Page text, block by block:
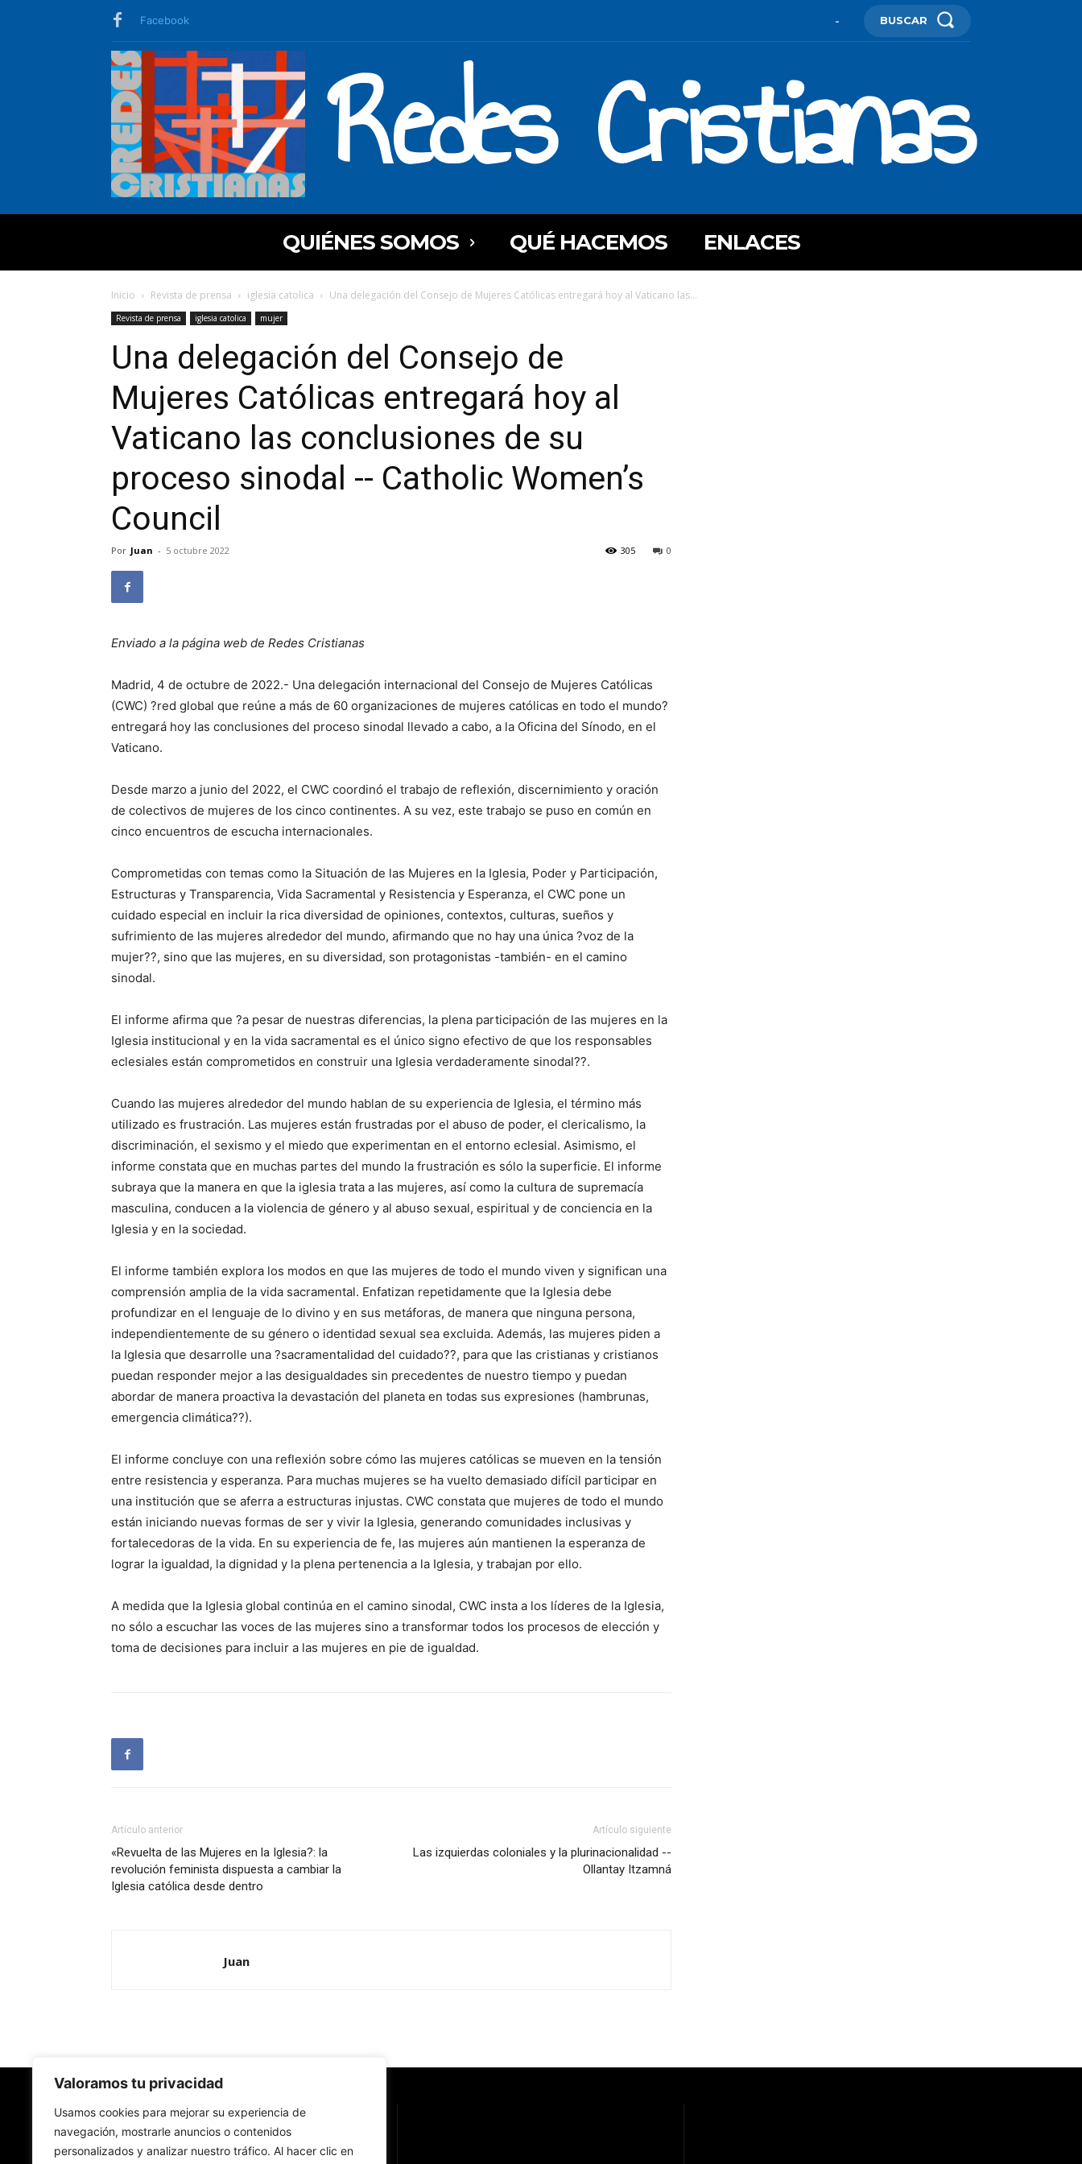
Valoramos tu privacidad
Usamos cookies para mejorar su experiencia de
navegación, mostrarle anuncios o contenidos
personalizados y analizar nuestro tráfico. Al hacer clic en
Facebook - BUSCAR
Redes Cristianas
QUIÉNES SOMOS QUÉ HACEMOS ENLACES
Inicio Revista de prensa iglesia catolica Una delegación del Consejo de Mujeres Católicas entregará hoy al Vaticano las...
Revista de prensa iglesia catolica mujer
Una delegación del Consejo de
Mujeres Católicas entregará hoy al
Vaticano las conclusiones de su
proceso sinodal -- Catholic Women’s
Council
Por Juan - 5 octubre 2022 0
305
Enviado a la página web de Redes Cristianas
Madrid, 4 de octubre de 2022.- Una delegación internacional del Consejo de Mujeres Católicas
(CWC) ?red global que reúne a más de 60 organizaciones de mujeres católicas en todo el mundo?
entregará hoy las conclusiones del proceso sinodal llevado a cabo, a la Oficina del Sínodo, en el
Vaticano.
Desde marzo a junio del 2022, el CWC coordinó el trabajo de reflexión, discernimiento y oración
de colectivos de mujeres de los cinco continentes. A su vez, este trabajo se puso en común en
cinco encuentros de escucha internacionales.
Comprometidas con temas como la Situación de las Mujeres en la Iglesia, Poder y Participación,
Estructuras y Transparencia, Vida Sacramental y Resistencia y Esperanza, el CWC pone un
cuidado especial en incluir la rica diversidad de opiniones, contextos, culturas, sueños y
sufrimiento de las mujeres alrededor del mundo, afirmando que no hay una única ?voz de la
mujer??, sino que las mujeres, en su diversidad, son protagonistas -también- en el camino
sinodal.
El informe afirma que ?a pesar de nuestras diferencias, la plena participación de las mujeres en la
Iglesia institucional y en la vida sacramental es el único signo efectivo de que los responsables
eclesiales están comprometidos en construir una Iglesia verdaderamente sinodal??.
Cuando las mujeres alrededor del mundo hablan de su experiencia de Iglesia, el término más
utilizado es frustración. Las mujeres están frustradas por el abuso de poder, el clericalismo, la
discriminación, el sexismo y el miedo que experimentan en el entorno eclesial. Asimismo, el
informe constata que en muchas partes del mundo la frustración es sólo la superficie. El informe
subraya que la manera en que la iglesia trata a las mujeres, así como la cultura de supremacía
masculina, conducen a la violencia de género y al abuso sexual, espiritual y de conciencia en la
Iglesia y en la sociedad.
El informe también explora los modos en que las mujeres de todo el mundo viven y significan una
comprensión amplia de la vida sacramental. Enfatizan repetidamente que la Iglesia debe
profundizar en el lenguaje de lo divino y en sus metáforas, de manera que ninguna persona,
independientemente de su género o identidad sexual sea excluida. Además, las mujeres piden a
la Iglesia que desarrolle una ?sacramentalidad del cuidado??, para que las cristianas y cristianos
puedan responder mejor a las desigualdades sin precedentes de nuestro tiempo y puedan
abordar de manera proactiva la devastación del planeta en todas sus expresiones (hambrunas,
emergencia climática??).
El informe concluye con una reflexión sobre cómo las mujeres católicas se mueven en la tensión
entre resistencia y esperanza. Para muchas mujeres se ha vuelto demasiado difícil participar en
una institución que se aferra a estructuras injustas. CWC constata que mujeres de todo el mundo
están iniciando nuevas formas de ser y vivir la Iglesia, generando comunidades inclusivas y
fortalecedoras de la vida. En su experiencia de fe, las mujeres aún mantienen la esperanza de
lograr la igualdad, la dignidad y la plena pertenencia a la Iglesia, y trabajan por ello.
A medida que la Iglesia global continúa en el camino sinodal, CWC insta a los líderes de la Iglesia,
no sólo a escuchar las voces de las mujeres sino a transformar todos los procesos de elección y
toma de decisiones para incluir a las mujeres en pie de igualdad.
Artículo anterior
«Revuelta de las Mujeres en la Iglesia?: la
revolución feminista dispuesta a cambiar la
Iglesia católica desde dentro
Artículo siguiente
Las izquierdas coloniales y la plurinacionalidad --
Ollantay Itzamná
Juan
Redes Cristianas